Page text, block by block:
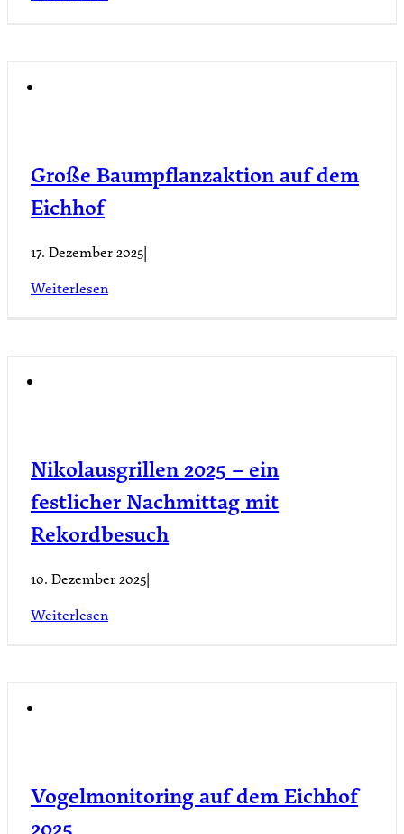
Große Baumpflanzaktion auf dem
Eichhof
17. Dezember 2025|
Weiterlesen
Nikolausgrillen 2025 – ein
festlicher Nachmittag mit
Rekordbesuch
10. Dezember 2025|
Weiterlesen
Vogelmonitoring auf dem Eichhof
2025